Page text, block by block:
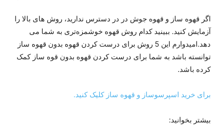
اگر قهوه ساز و قهوه جوش در در دسترس ندارید، روش های بالا را
آزمایش کنید. ببینید کدام روش قهوه خوشمزه‌تری به شما می
دهد.امیدوارم این 5 روش برای درست کردن قهوه بدون قهوه ساز
توانسته باشد به شما برای درست کردن قهوه بدون قوه ساز کمک
کرده باشد.
برای خرید اسپرسوساز و قهوه ساز کلیک کنید.
بیشتر بخوانید: